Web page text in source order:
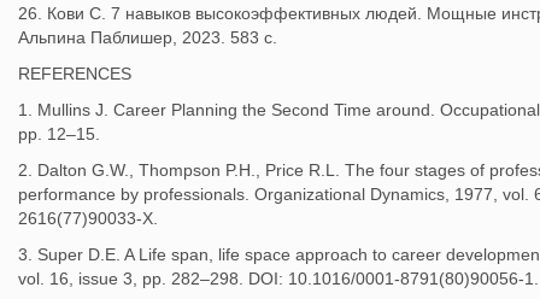
26. Кови С. 7 навыков высокоэффективных людей. Мощные
Альпина Паблишер, 2023. 583 с.
REFERENCES
1. Mullins J. Career Planning the Second Time around.
pp. 12–15.
2. Dalton G.W., Thompson P.H., Price R.L. The four stages of
performance by professionals. Organizational Dynamics, 1977,
2616(77)90033-X.
3. Super D.E. A Life span, life space approach to career
vol. 16, issue 3, pp. 282–298. DOI: 10.1016/0001-8791(80)90056-1.